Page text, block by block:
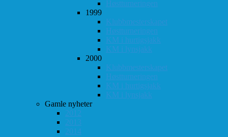
Høstturneringen
1999
Klubbmesterskapet
Høstturneringen
KM i hurtigsjakk
KM i lynsjakk
2000
Klubbmesterskapet
Høstturneringen
KM i hurtigsjakk
KM i lynsjakk
Gamle nyheter
2012
2013
2014